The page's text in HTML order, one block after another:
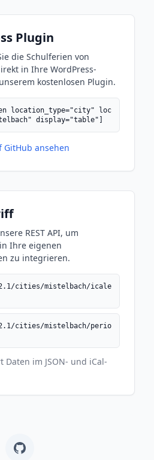
Plugin
die Schulferien von
in Ihre WordPress-
kostenlosen Plugin.
location_type="city" loc
display="table"]
GitHub ansehen
REST API, um
Ihre eigenen
zu integrieren.
cities/mistelbach/icale
cities/mistelbach/perio
Daten im JSON- und iCal-